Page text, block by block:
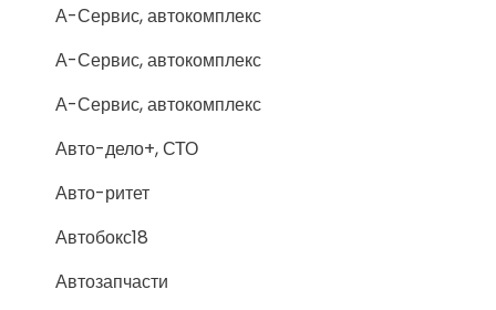
А-Сервис, автокомплекс
А-Сервис, автокомплекс
А-Сервис, автокомплекс
Авто-дело+, СТО
Авто-ритет
Автобокс18
Автозапчасти